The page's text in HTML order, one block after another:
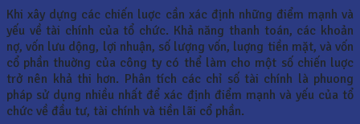
Khi xây dựng các chiến luợc cần xác định những điểm mạnh và
yếu về tài chính của tổ chức. Khả năng thanh toán, các khoản
nợ, vốn lưu dộng, lợi nhuận, số lượng vốn, luợng tiền mặt, và vốn
cổ phần thuờng của công ty có thể làm cho một số chiến luợc
trở nên khả thi hơn. Phân tích các chỉ số tài chính là phuong
pháp sử dụng nhiều nhất để xác định điểm mạnh và yếu của tổ
chức về đầu tư, tài chính và tiền lãi cổ phần.